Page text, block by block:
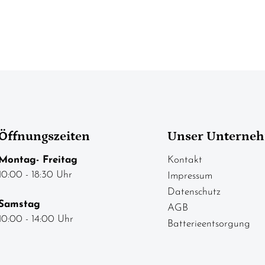
Montag- Freitag
- 18:30 Uhr
- 14:00 Uhr
Unser
Kontakt
Impressum
Datenschutz
AGB
Batterieentsorgung